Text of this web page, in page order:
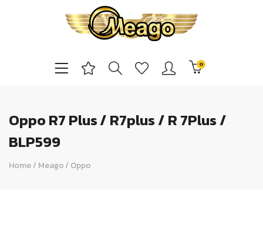
0
Oppo R7 Plus / R7plus / R 7Plus /
BLP599
Home/ Meago/ Oppo